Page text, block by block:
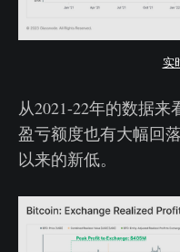
实
从2021-22年的数据
盈亏额度也有大幅回
以来的新低。